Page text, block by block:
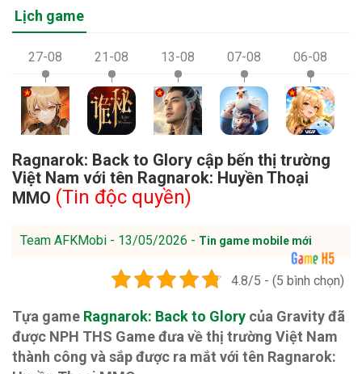
Lịch game
27-08 21-08 13-08 07-08 06-08
Ragnarok: Back to Glory cập bến thị trường
Việt Nam với tên Ragnarok: Huyền Thoại
MMO (Tin độc quyền)
Team AFKMobi - 13/05/2026 - Tin game mobile mới
4.8/5 - (5 bình chọn)
Tựa game Ragnarok: Back to Glory của Gravity đã
được NPH THS Game đưa về thị trường Việt Nam
thành công và sắp được ra mắt với tên Ragnarok: